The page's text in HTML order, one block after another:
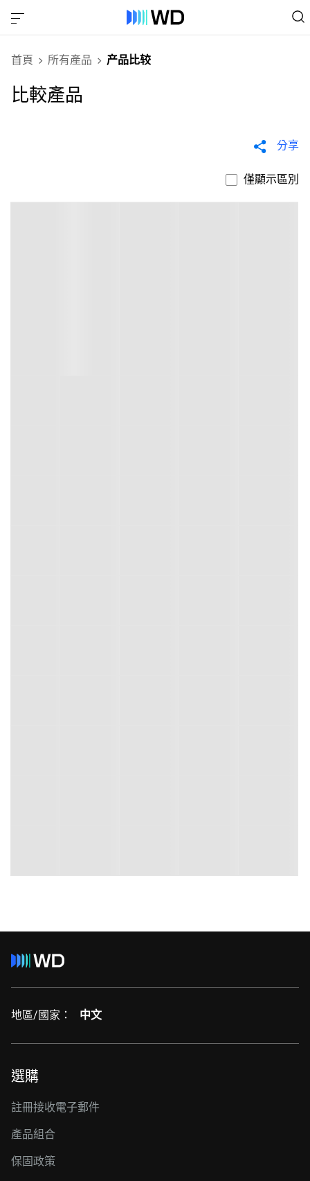
首頁 所有產品 产品比较
比較產品
分享
僅顯示區別
地區/國家： 中文
選購
註冊接收電子郵件
產品組合
保固政策